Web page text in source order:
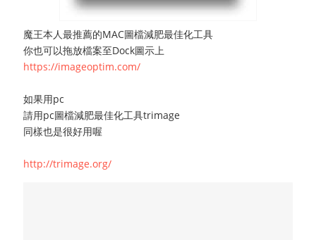
魔王本人最推薦的MAC圖檔減肥最佳化工具
你也可以拖放檔案至Dock圖示上
https://imageoptim.com/
如果用pc
請用pc圖檔減肥最佳化工具trimage
同樣也是很好用喔
http://trimage.org/